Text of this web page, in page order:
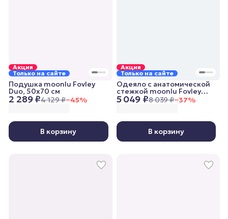
Акция
Только на сайте
2 289 ₽4 129 ₽−45%
Подушка moonlu Fovley
Duo, 50x70 см
В корзину
Акция
Только на сайте
5 049 ₽8 039 ₽−37%
Одеяло с анатомической
стежкой moonlu Fovley
Lightweight, 140x205 см,
облегченное
В корзину